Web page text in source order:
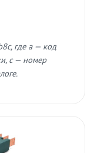
где a — код
c — номер